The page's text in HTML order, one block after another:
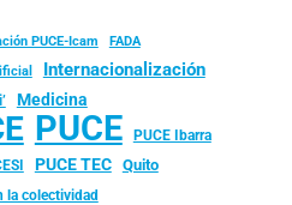
PUCE-Icam FADA
Internacionalización
Medicina
PUCE PUCE Ibarra
PUCE TEC
Quito
la colectividad